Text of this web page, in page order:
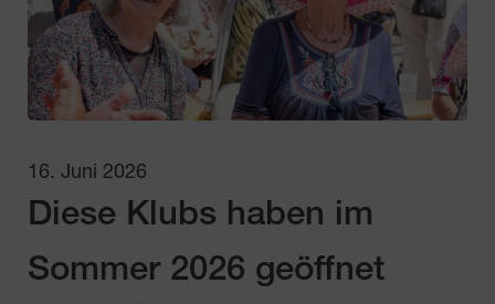
16. Juni 2026
Diese Klubs haben im
Sommer 2026 geöffnet